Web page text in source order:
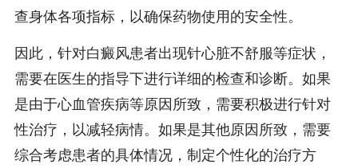
查身体各项指标，以确保药物使用的安全性。
因此，针对白癜风患者出现针心脏不舒服等症状，
需要在医生的指导下进行详细的检查和诊断。如果
是由于心血管疾病等原因所致，需要积极进行针对
性治疗，以减轻病情。如果是其他原因所致，需要
综合考虑患者的具体情况，制定个性化的治疗方